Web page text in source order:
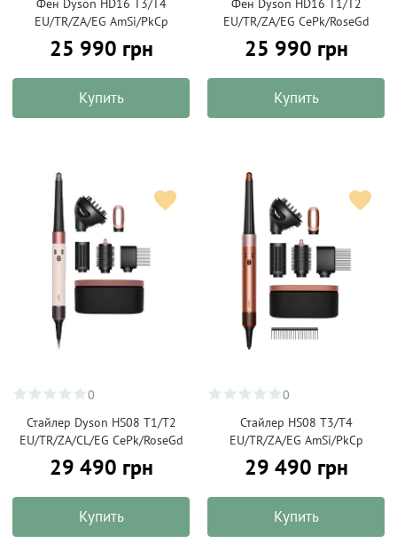
Фен Dyson HD16 T3/T4
EU/TR/ZA/EG AmSi/PkCp
25 990 грн
Купить
Фен Dyson HD16 T1/T2
EU/TR/ZA/EG CePk/RoseGd
25 990 грн
Купить
0
Стайлер Dyson HS08 T1/T2
EU/TR/ZA/CL/EG CePk/RoseGd
29 490 грн
Купить
0
Стайлер HS08 T3/T4
EU/TR/ZA/EG AmSi/PkCp
29 490 грн
Купить